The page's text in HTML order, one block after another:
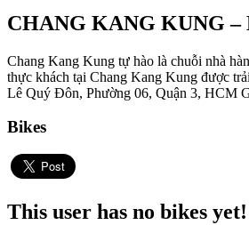
CHANG KANG KUNG –
Chang Kang Kung tự hào là chuỗi nhà
thực khách tại Chang Kang Kung được
Lê Quý Đôn, Phường 06, Quận 3, HCM
Bikes
This user has no bikes yet!